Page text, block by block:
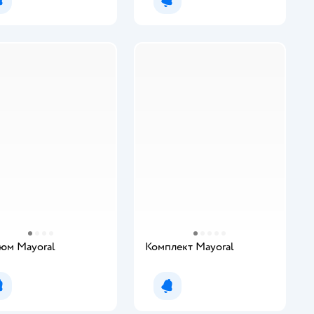
о появлении Уведомить о появлении
Mayoral
о появлении
Комплект Mayoral
Уведомить о появлении